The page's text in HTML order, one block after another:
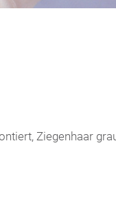
Ziegenhaar